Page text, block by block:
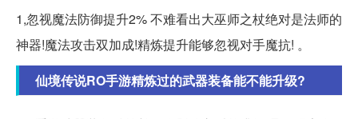
1,忽视魔法防御提升2% 不难看出大巫师之杖绝对是法师的
神器!魔法攻击双加成!精炼提升能够忽视对手魔抗! 。
仙境传说RO手游精炼过的武器装备能不能升级?